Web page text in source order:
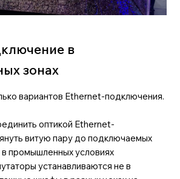
в
зонах
вариантов Ethernet-подключения.
оптикой Ethernet-
витую пару до подключаемых
промышленных условиях
устанавливаются не в